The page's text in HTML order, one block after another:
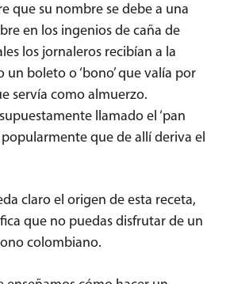
que su nombre se debe a una
en los ingenios de caña de
los jornaleros recibían a la
boleto o ‘bono’ que valía por
servía como almuerzo.
llamado el ‘pan
popularmente que de allí deriva el
claro el origen de esta receta,
que no puedas disfrutar de un
colombiano.